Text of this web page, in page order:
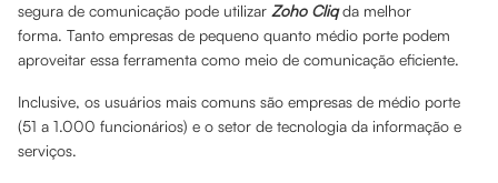
segura de comunicação pode utilizar Zoho Cliqda melhor
forma. Tanto empresas de pequeno quanto médio porte podem
aproveitar essa ferramenta como meio de comunicação eficiente.
Inclusive, os usuários mais comuns são empresas de médio porte
(51 a 1.000 funcionários) e o setor de tecnologia da informação e
serviços.